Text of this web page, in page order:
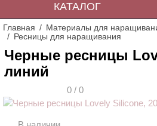
КАТАЛОГ
Главная
Материалы для
Ресницы для наращивания
Черные ресницы
линий
0 / 0
АКЦИЯ